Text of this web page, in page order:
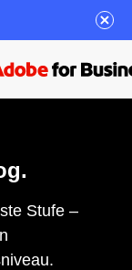
Stufe –